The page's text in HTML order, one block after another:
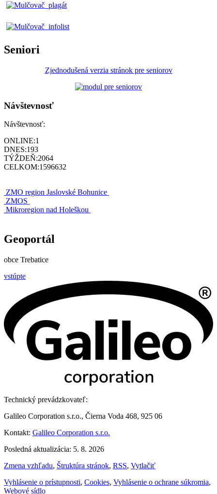
Seniori
Zjednodušená verzia stránok pre seniorov
Návštevnosť
Návštevnosť:
ONLINE:1
DNES:193
TÝŽDEŇ:2064
CELKOM:1596632
ZMO region Jaslovské Bohunice
ZMOS
Mikroregion nad Holeškou
Geoportál
obce Trebatice
vstúpte
Technický prevádzkovateľ:
Galileo Corporation s.r.o., Čierna Voda 468, 925 06
Kontakt: Galileo Corporation s.r.o.
Posledná aktualizácia: 5. 8. 2026
Zmena vzhľadu, Štruktúra stránok, RSS, Vytlačiť
Vyhlásenie o prístupnosti, Cookies, Vyhlásenie o ochrane súkromia,
Webové sídlo